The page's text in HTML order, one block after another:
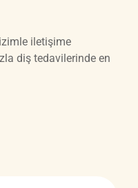
iletişime
diş tedavilerinde en